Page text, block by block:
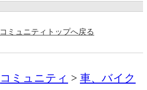
コミュニティトップへ戻る
コミュニティ
車、バイク